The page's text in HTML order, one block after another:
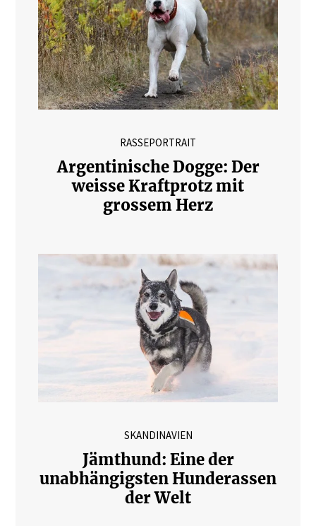
RASSEPORTRAIT
Argentinische Dogge: Der
weisse Kraftprotz mit
grossem Herz
SKANDINAVIEN
Jämthund: Eine der
unabhängigsten Hunderassen
der Welt